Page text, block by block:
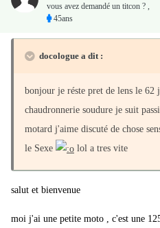
vous avez demandé un titcon ? ,
45ans
docologue a dit :
bonjour je réste pret de lens le 62
chaudronnerie soudure je suit
motard j'aime discuté de chose
le Sexe
lol a tres vite
salut et bienvenue
moi j'ai une petite moto , c'est une